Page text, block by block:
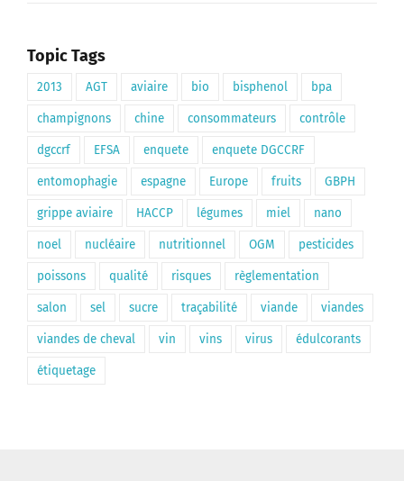
Topic Tags
2013 AGT aviaire bio bisphenol bpa
champignons chine consommateurs contrôle
dgccrf EFSA enquete enquete DGCCRF
entomophagie espagne Europe fruits GBPH
grippe aviaire HACCP légumes miel nano
noel nucléaire nutritionnel OGM pesticides
poissons qualité risques règlementation
salon sel sucre traçabilité viande viandes
viandes de cheval vin vins virus édulcorants
étiquetage